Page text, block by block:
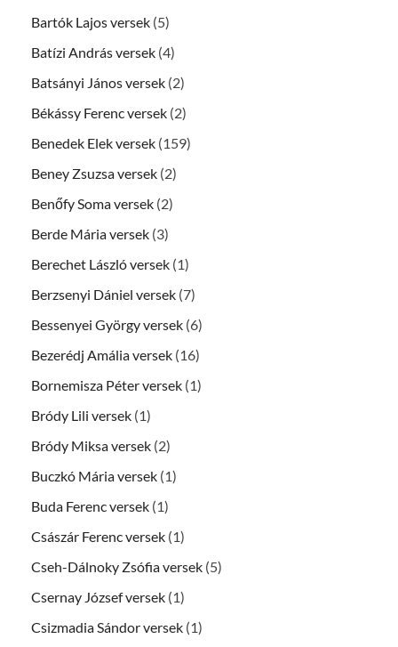
Bartók Lajos versek (5)
Batízi András versek (4)
Batsányi János versek (2)
Békássy Ferenc versek (2)
Benedek Elek versek (159)
Beney Zsuzsa versek (2)
Benőfy Soma versek (2)
Berde Mária versek (3)
Berechet László versek (1)
Berzsenyi Dániel versek (7)
Bessenyei György versek (6)
Bezerédj Amália versek (16)
Bornemisza Péter versek (1)
Bródy Lili versek (1)
Bródy Miksa versek (2)
Buczkó Mária versek (1)
Buda Ferenc versek (1)
Császár Ferenc versek (1)
Cseh-Dálnoky Zsófia versek (5)
Csernay József versek (1)
Csizmadia Sándor versek (1)